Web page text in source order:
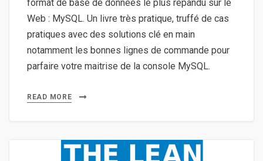
format de base de données le plus répandu sur le
Web : MySQL. Un livre très pratique, truffé de cas
pratiques avec des solutions clé en main
notamment les bonnes lignes de commande pour
parfaire votre maitrise de la console MySQL.
READ MORE